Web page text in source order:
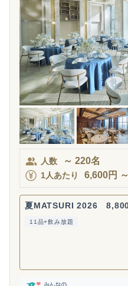
人数 ～ 220名
1人あたり 6,600円 ～
夏MATSURI 2026
11品+飲み放題